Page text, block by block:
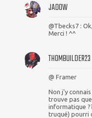
JADOW
@Tbecks7 :
Merci ! ^^
THOMBUILDER23
@ Framer
Non j'y
trouve pas
informatique
truqué) pourri